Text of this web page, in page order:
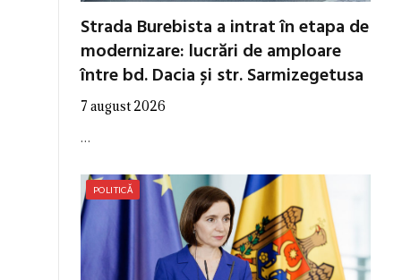
Strada Burebista a intrat în etapa de
modernizare: lucrări de amploare
între bd. Dacia și str. Sarmizegetusa
7 august 2026
…
POLITICĂ